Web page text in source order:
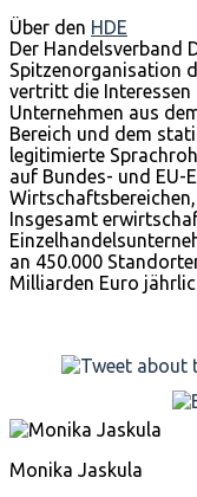
Über den HDE
Der Handelsverband
Spitzenorganisation
vertritt die Interessen
Unternehmen aus
Bereich und dem
legitimierte
auf Bundes- und EU-
Insgesamt
an 450.000
Milliarden Euro
Monika Jaskula